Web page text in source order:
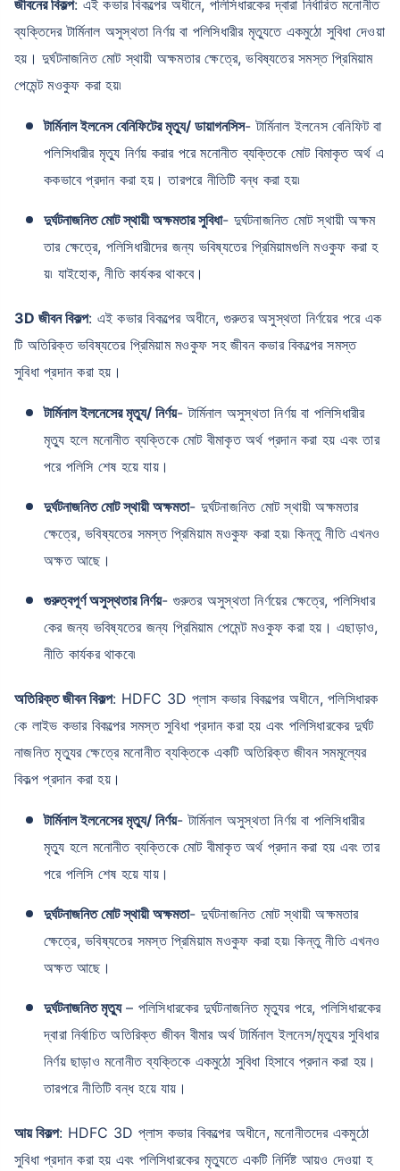
জীবনের বিকল্প: এই কভার বিকল্পের অধীনে, পলিসিধারকের দ্বারা নির্ধারিত মনোনীত
ব্যক্তিদের টার্মিনাল অসুস্থতা নির্ণয় বা পলিসিধারীর মৃত্যুতে একমুঠো সুবিধা দেওয়া
হয়। দুর্ঘটনাজনিত মোট স্থায়ী অক্ষমতার ক্ষেত্রে, ভবিষ্যতের সমস্ত প্রিমিয়াম
পেমেন্ট মওকুফ করা হয়৷
টার্মিনাল ইলনেস বেনিফিটের মৃত্যু/ ডায়াগনসিস- টার্মিনাল ইলনেস বেনিফিট বা
পলিসিধারীর মৃত্যু নির্ণয় করার পরে মনোনীত ব্যক্তিকে মোট বিমাকৃত অর্থ এ
ককভাবে প্রদান করা হয়। তারপরে নীতিটি বন্ধ করা হয়৷
দুর্ঘটনাজনিত মোট স্থায়ী অক্ষমতার সুবিধা- দুর্ঘটনাজনিত মোট স্থায়ী অক্ষম
তার ক্ষেত্রে, পলিসিধারীদের জন্য ভবিষ্যতের প্রিমিয়ামগুলি মওকুফ করা হ
য়৷ যাইহোক, নীতি কার্যকর থাকবে।
3D জীবন বিকল্প: এই কভার বিকল্পের অধীনে, গুরুতর অসুস্থতা নির্ণয়ের পরে এক
টি অতিরিক্ত ভবিষ্যতের প্রিমিয়াম মওকুফ সহ জীবন কভার বিকল্পের সমস্ত
সুবিধা প্রদান করা হয়।
টার্মিনাল ইলনেসের মৃত্যু/ নির্ণয়- টার্মিনাল অসুস্থতা নির্ণয় বা পলিসিধারীর
মৃত্যু হলে মনোনীত ব্যক্তিকে মোট বীমাকৃত অর্থ প্রদান করা হয় এবং তার
পরে পলিসি শেষ হয়ে যায়।
দুর্ঘটনাজনিত মোট স্থায়ী অক্ষমতা- দুর্ঘটনাজনিত মোট স্থায়ী অক্ষমতার
ক্ষেত্রে, ভবিষ্যতের সমস্ত প্রিমিয়াম মওকুফ করা হয়৷ কিন্তু নীতি এখনও
অক্ষত আছে।
গুরুত্বপূর্ণ অসুস্থতার নির্ণয়- গুরুতর অসুস্থতা নির্ণয়ের ক্ষেত্রে, পলিসিধার
কের জন্য ভবিষ্যতের জন্য প্রিমিয়াম পেমেন্ট মওকুফ করা হয়। এছাড়াও,
নীতি কার্যকর থাকবে৷
অতিরিক্ত জীবন বিকল্প: HDFC 3D প্লাস কভার বিকল্পের অধীনে, পলিসিধারক
কে লাইভ কভার বিকল্পের সমস্ত সুবিধা প্রদান করা হয় এবং পলিসিধারকের দুর্ঘট
নাজনিত মৃত্যুর ক্ষেত্রে মনোনীত ব্যক্তিকে একটি অতিরিক্ত জীবন সমমূল্যের
বিকল্প প্রদান করা হয়।
টার্মিনাল ইলনেসের মৃত্যু/ নির্ণয়- টার্মিনাল অসুস্থতা নির্ণয় বা পলিসিধারীর
মৃত্যু হলে মনোনীত ব্যক্তিকে মোট বীমাকৃত অর্থ প্রদান করা হয় এবং তার
পরে পলিসি শেষ হয়ে যায়।
দুর্ঘটনাজনিত মোট স্থায়ী অক্ষমতা- দুর্ঘটনাজনিত মোট স্থায়ী অক্ষমতার
ক্ষেত্রে, ভবিষ্যতের সমস্ত প্রিমিয়াম মওকুফ করা হয়৷ কিন্তু নীতি এখনও
অক্ষত আছে।
দুর্ঘটনাজনিত মৃত্যু– পলিসিধারকের দুর্ঘটনাজনিত মৃত্যুর পরে, পলিসিধারকের
দ্বারা নির্বাচিত অতিরিক্ত জীবন বীমার অর্থ টার্মিনাল ইলনেস/মৃত্যুর সুবিধার
নির্ণয় ছাড়াও মনোনীত ব্যক্তিকে একমুঠো সুবিধা হিসাবে প্রদান করা হয়।
তারপরে নীতিটি বন্ধ হয়ে যায়।
আয় বিকল্প: HDFC 3D প্লাস কভার বিকল্পের অধীনে, মনোনীতদের একমুঠো
সুবিধা প্রদান করা হয় এবং পলিসিধারকের মৃত্যুতে একটি নির্দিষ্ট আয়ও দেওয়া হ
₹ ১,৩৭৬/মাস*
আপনার পরিবারের সুরক্ষা মাত্র একটি পদক্ষেপ দূরে
সঠিক প্ল্যান বেছে নিন
*৪৩৪/মাস হল ১ কোটির টার্ম লাইফ ইন্স্যুরেন্সের শুরুর দাম — ধূমপান না করা, পূর্ব-বিদ্যমান কোনো রোগ নেই এমন ব্যক্তির জন্য, ৩৬
এমন ব্যক্তির জন্য, ৪৬ বছর বয়স পর্যন্ত কভার। *₹১,৩৭৬/মাস হল ১ কোটির টার্ম লাইফ ইন্স্যুরেন্সের শুরুর দাম — ধূমপান না করা,
পূর্ব-বিদ্যমান কোনো রোগ নেই এমন ব্যক্তির জন্য, ৫৬ বছর বয়স পর্যন্ত কভার।